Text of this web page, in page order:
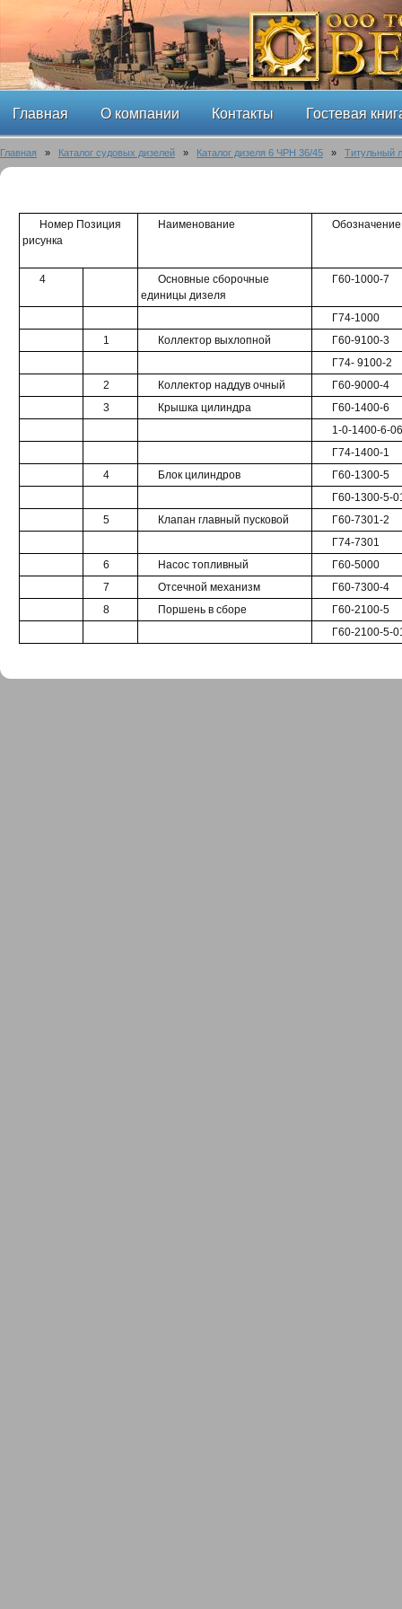
Главная О компании Контакты Гостевая
Главная » Каталог судовых дизелей » Каталог дизеля 6 ЧРН 36/45 » Титульный
Номер Позиция
рисунка
Наименование Обозначение
4
Основные сборочные
единицы дизеля
Г60-1000-7
Г74-1000
1
Коллектор выхлопной
Г60-9100-3
Г74- 9100-2
2
Коллектор наддув очный
Г60-9000-4
3
Крышка цилиндра
Г60-1400-6
1-0-1400-6-
Г74-1400-1
4
Блок цилиндров
Г60-1300-5
Г60-1300-5-
5
Клапан главный пусковой
Г60-7301-2
Г74-7301
6
Насос топливный
Г60-5000
7
Отсечной механизм
Г60-7300-4
8
Поршень в сборе
Г60-2100-5
Г60-2100-5-